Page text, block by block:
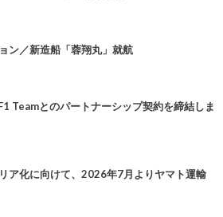
ン／新造船「蓉翔丸」就航
Teamとのパートナーシップ契約を締結しま
ア化に向けて、2026年7月よりヤマト運輸